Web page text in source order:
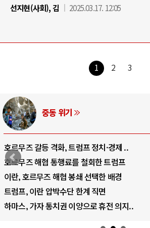
선지현(사회), 김
2025.03.17. 12:05
1 2 3
AI와 인간
중국 AI, 저가 공세로 글로벌 토큰 시..
AI 국부펀드 구상 놓고 미국 진보진영 ..
AI 데이터센터 반대 투쟁은 새로운 글로..
AI의 숨은 환경 비용: 데이터센터 확산..
AI는 어떻게 미국 민주주의를 잠식하고 ..